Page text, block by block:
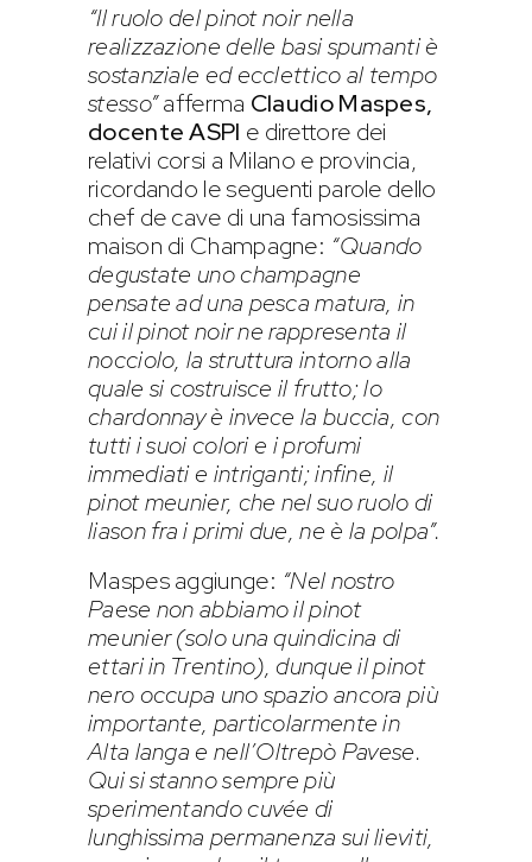
“Il ruolo del pinot noir nella
realizzazione delle basi spumanti è
sostanziale ed ecclettico al tempo
stesso”afferma Claudio Maspes,
docente ASPI e direttore dei
relativi corsi a Milano e provincia,
ricordando le seguenti parole dello
chef de cave di una famosissima
maison di Champagne: “Quando
degustate uno champagne
pensate ad una pesca matura, in
cui il pinot noir ne rappresenta il
nocciolo, la struttura intorno alla
quale si costruisce il frutto; lo
chardonnay è invece la buccia, con
tutti i suoi colori e i profumi
immediati e intriganti; infine, il
pinot meunier, che nel suo ruolo di
liason fra i primi due, ne è la polpa”.
Maspes aggiunge: “Nel nostro
Paese non abbiamo il pinot
meunier (solo una quindicina di
ettari in Trentino), dunque il pinot
nero occupa uno spazio ancora più
importante, particolarmente in
Alta langa e nell’Oltrepò Pavese.
Qui si stanno sempre più
sperimentando cuvée di
lunghissima permanenza sui lieviti,